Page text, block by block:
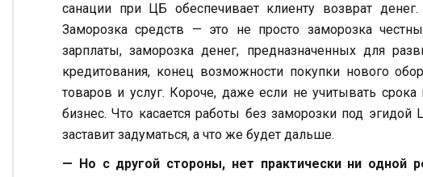
санации при ЦБ обеспечивает клиенту возврат
Заморозка средств — это не просто заморозка
зарплаты, заморозка денег, предназначенных для
кредитования, конец возможности покупки нового
товаров и услуг. Короче, даже если не учитывать
бизнес. Что касается работы без заморозки под
заставит задуматься, а что же будет дальше.
— Но с другой стороны, нет практически ни одной